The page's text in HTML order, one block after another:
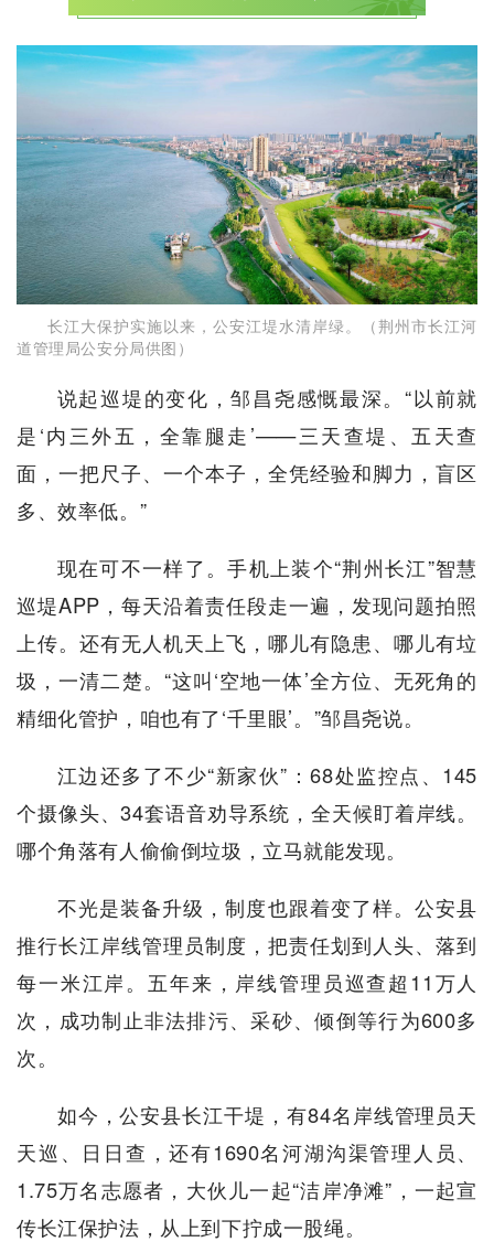
长江大保护实施以来，公安江堤水清岸绿。（荆州市长江河
道管理局公安分局供图）
说起巡堤的变化，邹昌尧感慨最深。“以前就
是‘内三外五，全靠腿走’——三天查堤、五天查
面，一把尺子、一个本子，全凭经验和脚力，盲区
多、效率低。”
现在可不一样了。手机上装个“荆州长江”智慧
巡堤APP，每天沿着责任段走一遍，发现问题拍照
上传。还有无人机天上飞，哪儿有隐患、哪儿有垃
圾，一清二楚。“这叫‘空地一体’全方位、无死角的
精细化管护，咱也有了‘千里眼’。”邹昌尧说。
江边还多了不少“新家伙”：68处监控点、145
个摄像头、34套语音劝导系统，全天候盯着岸线。
哪个角落有人偷偷倒垃圾，立马就能发现。
不光是装备升级，制度也跟着变了样。公安县
推行长江岸线管理员制度，把责任划到人头、落到
每一米江岸。五年来，岸线管理员巡查超11万人
次，成功制止非法排污、采砂、倾倒等行为600多
次。
如今，公安县长江干堤，有84名岸线管理员天
天巡、日日查，还有1690名河湖沟渠管理人员、
1.75万名志愿者，大伙儿一起“洁岸净滩”，一起宣
传长江保护法，从上到下拧成一股绳。